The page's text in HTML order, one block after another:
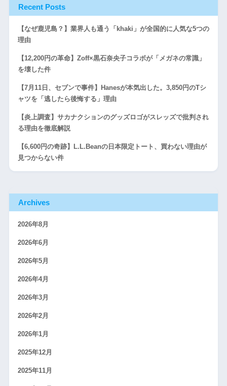
Recent Posts
【なぜ鹿児島？】業界人も通う「khaki」が全国的に人気な5つの
理由
【12,200円の革命】Zoff×黒石奈央子コラボが「メガネの常識」
を壊した件
【7月11日、セブンで事件】Hanesが本気出した。3,850円のTシ
ャツを「逃したら後悔する」理由
【炎上調査】サカナクションのグッズロゴがスレッズで批判され
る理由を徹底解説
【6,600円の奇跡】L.L.Beanの日本限定トート、買わない理由が
見つからない件
Archives
2026年8月
2026年6月
2026年5月
2026年4月
2026年3月
2026年2月
2026年1月
2025年12月
2025年11月